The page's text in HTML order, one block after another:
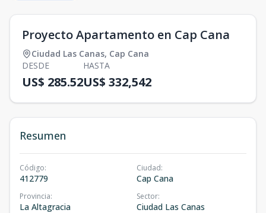
Proyecto Apartamento en Cap Cana
Ciudad Las Canas, Cap Cana
DESDE
US$ 285.52
HASTA
US$ 332,542
Resumen
Código:
412779
Ciudad:
Cap Cana
Provincia:
La Altagracia
Sector:
Ciudad Las Canas